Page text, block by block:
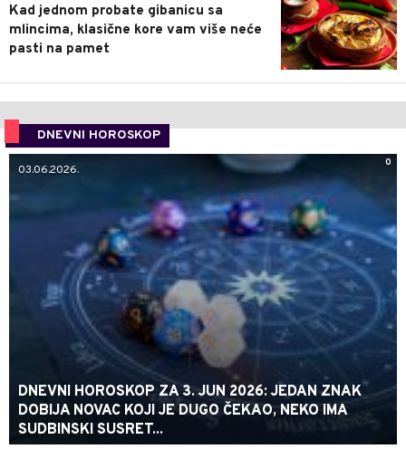
Kad jednom probate gibanicu sa
mlincima, klasične kore vam više neće
pasti na pamet
DNEVNI HOROSKOP
0
03.06.2026.
DNEVNI HOROSKOP ZA 3. JUN 2026: JEDAN ZNAK
DOBIJA NOVAC KOJI JE DUGO ČEKAO, NEKO IMA
SUDBINSKI SUSRET...